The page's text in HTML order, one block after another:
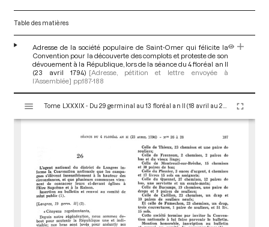
Table des matières
Adresse de la société populaire de Saint-Omer qui félicite la
Convention pour la découverte des complots et proteste de son
dévouement à la République, lors de la séance du 4 floréal an II
(23 avril 1794) [Adresse, pétition et lettre envoyée à
l’Assemblée] pp.187-188
s